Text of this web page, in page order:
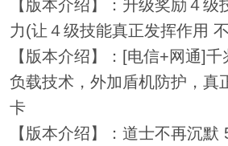
【版本介绍】：升级奖励４
力(让４级技能真正发挥作用
【版本介绍】：[电信+网通]
负载技术，外加盾机防护，真
卡
【版本介绍】：道士不再沉默